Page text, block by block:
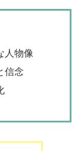
人物像
信念